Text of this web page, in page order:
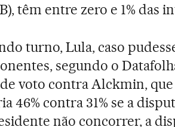
têm entre zero e 1% das
turno, Lula, caso
segundo o
voto contra Alckmin, que
46% contra 31% se a
não concorrer, a